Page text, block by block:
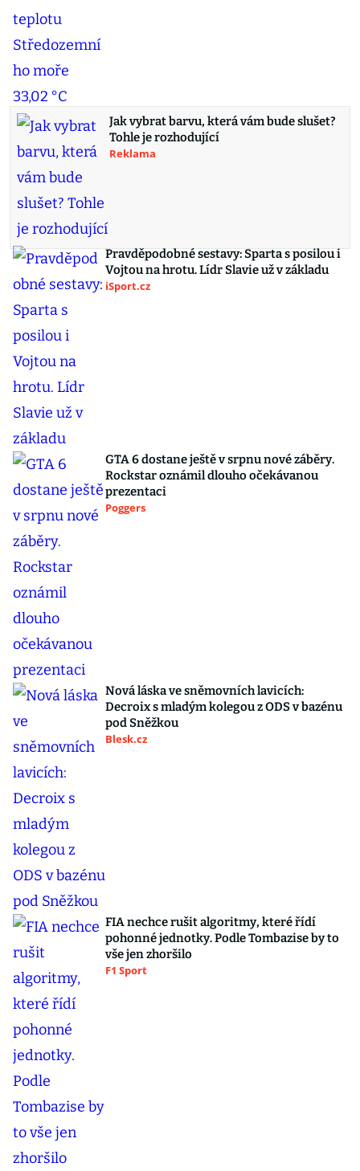
Jak vybrat barvu, která vám bude slušet?
Tohle je rozhodující
Reklama
Pravděpodobné sestavy: Sparta s posilou i
Vojtou na hrotu. Lídr Slavie už v základu
iSport.cz
GTA 6 dostane ještě v srpnu nové záběry.
Rockstar oznámil dlouho očekávanou
prezentaci
Poggers
Nová láska ve sněmovních lavicích:
Decroix s mladým kolegou z ODS v bazénu
pod Sněžkou
Blesk.cz
FIA nechce rušit algoritmy, které řídí
pohonné jednotky. Podle Tombazise by to
vše jen zhoršilo
F1 Sport